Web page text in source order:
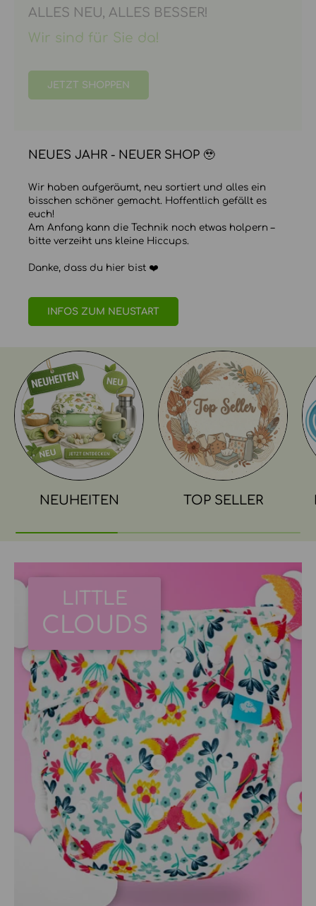
ALLES NEU, ALLES BESSER!
Wir sind für Sie da!
JETZT SHOPPEN
NEUES JAHR - NEUER SHOP 🥹
Wir haben aufgeräumt, neu sortiert und alles ein
bisschen schöner gemacht. Hoffentlich gefällt es
euch!
Am Anfang kann die Technik noch etwas holpern –
bitte verzeiht uns kleine Hiccups.
Danke, dass du hier bist ❤️
INFOS ZUM NEUSTART
NEUHEITEN TOP SELLER
LITTLE
CLOUDS